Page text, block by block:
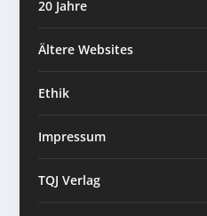
20 Jahre
Ältere Websites
Ethik
Impressum
TQJ Verlag